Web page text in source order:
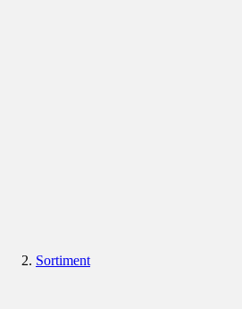
Sortiment